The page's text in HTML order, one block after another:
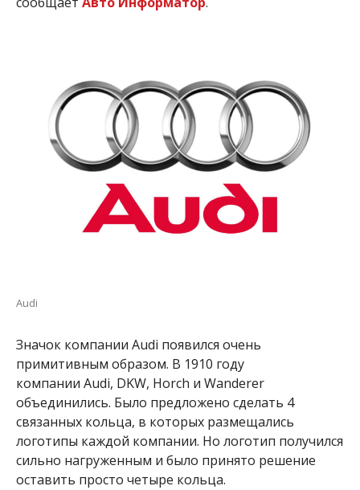
Audi
Значок компании Audi появился очень
примитивным образом. В 1910 году
компании Audi, DKW, Horch и Wanderer
объединились. Было предложено сделать 4
связанных кольца, в которых размещались
логотипы каждой компании. Но логотип получился
сильно нагруженным и было принято решение
оставить просто четыре кольца.